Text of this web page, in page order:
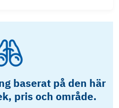
baserat på den här
pris och område.